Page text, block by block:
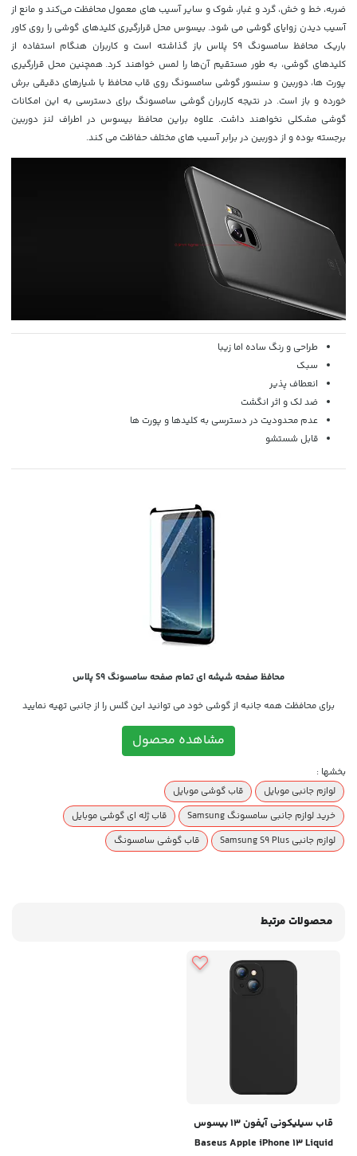
ضربه، خط و خش، گرد و غبار، شوک و سایر آسیب های معمول محافظت می‌کند و مانع از
آسیب دیدن زوایای گوشی می شود. بیسوس محل قرارگیری کلیدهای گوشی را روی کاور
باریک محافظ سامسونگ S9 پلاس باز گذاشته است و کاربران هنگام استفاده از
کلیدهای گوشی، به طور مستقیم آن‌ها را لمس خواهند کرد. همچنین محل قرارگیری
پورت ها، دوربین و سنسور گوشی سامسونگ روی قاب محافظ با شیارهای دقیقی برش
خورده و باز است. در نتیجه کاربران گوشی سامسونگ برای دسترسی به این امکانات
گوشی مشکلی نخواهند داشت. علاوه براین محافظ بیسوس در اطراف لنز دوربین
برجسته بوده و از دوربین در برابر آسیب های مختلف حفاظت می کند.
طراحی و رنگ ساده اما زیبا
سبک
انعطاف پذیر
ضد لک و اثر انگشت
عدم محدودیت در دسترسی به کلیدها و پورت ها
قابل شستشو
محافظ صفحه شیشه ای تمام صفحه سامسونگ S9 پلاس
برای محافظت همه جانبه از گوشی خود می توانید این گلس را از جانبی تهیه نمایید
مشاهده محصول
بخشها :
لوازم جانبی موبایل
قاب گوشی موبایل
خرید لوازم جانبی سامسونگ Samsung
قاب ژله ای گوشی موبایل
لوازم جانبی Samsung S9 Plus
قاب گوشی سامسونگ
محصولات مرتبط
قاب سیلیکونی آیفون 13 بیسوس
Baseus Apple iPhone 13 Liquid